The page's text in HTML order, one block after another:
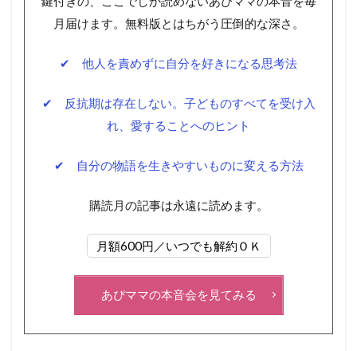
月届けます。無料版とはちがう圧倒的な深さ。
✔ 他人を責めずに自分を好きになる思考法
✔ 反抗期は存在しない。子どものすべてを受け入
れ、愛することへのヒント
✔ 自分の物語を生きやすいものに変える方法
購読月の記事は永遠に読めます。
月額600円／いつでも解約ＯＫ
あぴママの本音会を見てみる